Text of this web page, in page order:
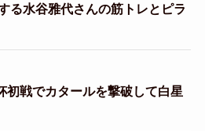
る水谷雅代さんの筋トレとピラ
初戦でカタールを撃破して白星